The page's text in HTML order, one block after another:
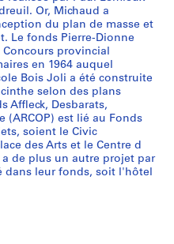
Or, Michaud a
du plan de masse et
Le fonds Pierre-Dionne
provincial
en 1964 auquel
Bois Joli a été construite
selon des plans
Affleck, Desbarats,
(ARCOP) est lié au Fonds
soient le Civic
des Arts et le Centre d
de plus un autre projet par
dans leur fonds, soit l'hôtel